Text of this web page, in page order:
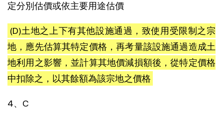
定分別估價或依主要用途估價
(D)土地之上下有其他設施通過，致使用受限制之宗
地，應先估算其特定價格，再考量該設施通過造成土
地利用之影響，並計算其地價減損額後，從特定價格
中扣除之，以其餘額為該宗地之價格
4、C